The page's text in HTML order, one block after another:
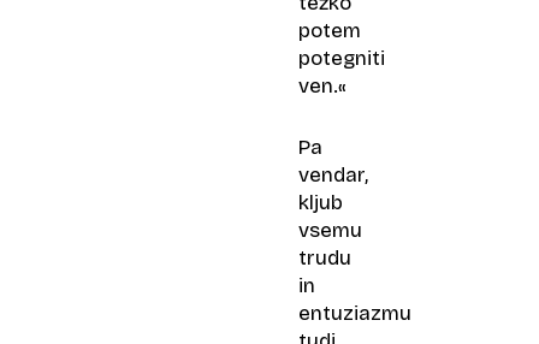
potem
potegniti
ven.«
Pa
vendar,
kljub
vsemu
trudu
in
entuziazmu